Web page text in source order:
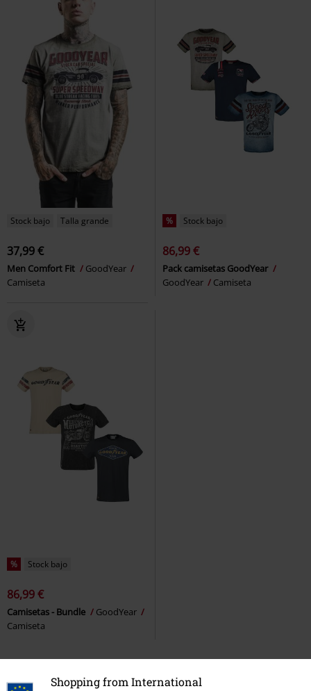
Shopping from International
Stock bajo Talla grande
37,99 €
Men Comfort Fit
GoodYear
Camiseta
% Stock bajo
86,99 €
Pack camisetas GoodYear
GoodYear
Camiseta
% Stock bajo
86,99 €
Camisetas - Bundle
GoodYear
Camiseta